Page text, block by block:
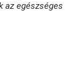
az egészséges